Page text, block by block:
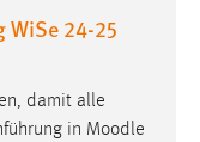
24-25
damit alle
in Moodle